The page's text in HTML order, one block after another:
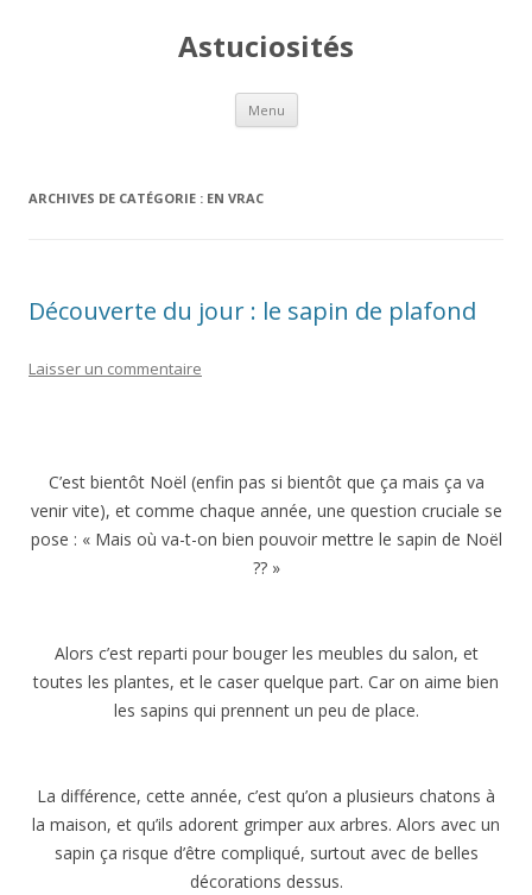
Astuciosités
Menu Aller
contenu
ARCHIVES DE CATÉGORIE : EN VRAC
Découverte du jour : le sapin de plafond
Laisser un commentaire
C’est bientôt Noël (enfin pas si bientôt que ça mais ça va
venir vite), et comme chaque année, une question cruciale se
pose : « Mais où va-t-on bien pouvoir mettre le sapin de Noël
?? »
Alors c’est reparti pour bouger les meubles du salon, et
toutes les plantes, et le caser quelque part. Car on aime bien
les sapins qui prennent un peu de place.
La différence, cette année, c’est qu’on a plusieurs chatons à
la maison, et qu’ils adorent grimper aux arbres. Alors avec un
sapin ça risque d’être compliqué, surtout avec de belles
décorations dessus.